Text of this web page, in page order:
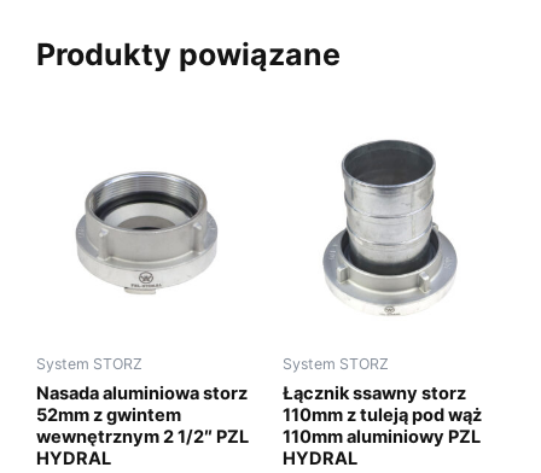
Produkty powiązane
System STORZ
Nasada aluminiowa storz
52mm z gwintem
wewnętrznym 2 1/2″ PZL
HYDRAL
System STORZ
Łącznik ssawny storz
110mm z tuleją pod wąż
110mm aluminiowy PZL
HYDRAL